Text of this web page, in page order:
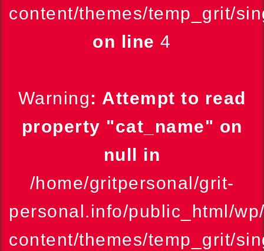
content/themes/temp_grit/
on line4
Warning: Attempt to read
property "cat_name" on
null in
/home/gritpersonal/grit-
personal.info/public_html/
content/themes/temp_grit/